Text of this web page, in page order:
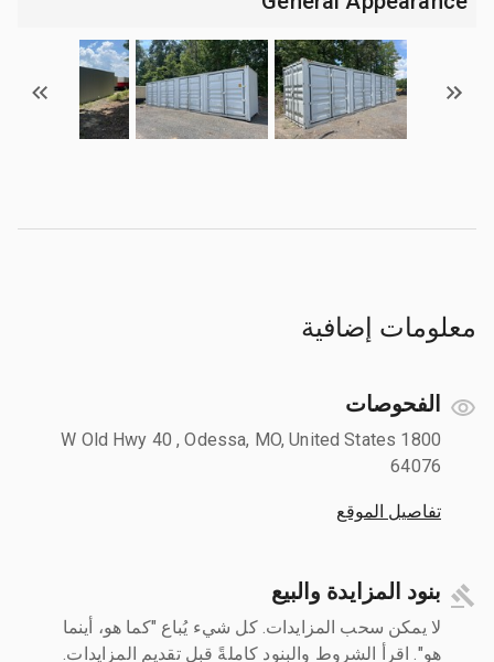
معلومات إضافية
الفحوصات
1800 W Old Hwy 40 , Odessa, MO, United States
64076
تفاصيل الموقع
بنود المزايدة والبيع
لا يمكن سحب المزايدات. كل شيء يُباع "كما هو، أينما
هو". اقرأ الشروط والبنود كاملةً قبل تقديم المزايدات.